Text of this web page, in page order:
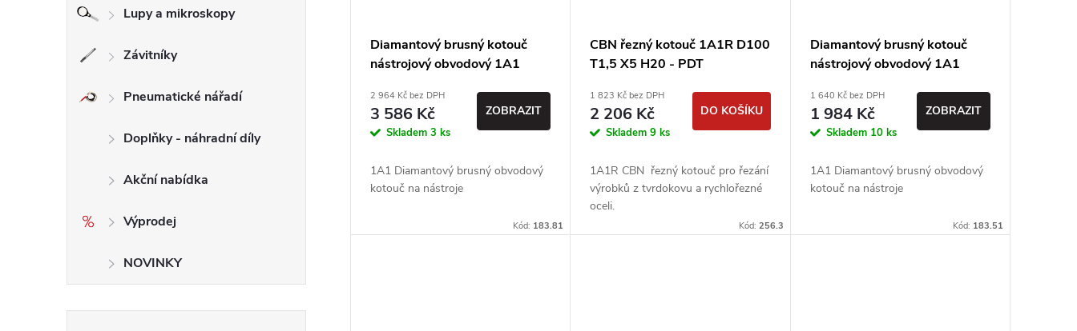
Lupy a mikroskopy
Závitníky
Pneumatické nářadí
Doplňky - náhradní díly
Akční nabídka
Výprodej
NOVINKY
Diamantový brusný kotouč
nástrojový obvodový 1A1
2 964 Kč bez DPH
3 586 Kč
Skladem 3 ks
ZOBRAZIT
1A1 Diamantový brusný obvodový
kotouč na nástroje
Kód: 183.81
CBN řezný kotouč 1A1R D100
T1,5 X5 H20 - PDT
1 823 Kč bez DPH
2 206 Kč
Skladem9 ks
DO KOŠÍKU
1A1R CBN řezný kotouč pro řezání
výrobků z tvrdokovu a rychlořezné
oceli.
Kód: 256.3
Diamantový brusný kotouč
nástrojový obvodový 1A1
1 640 Kč bez DPH
1 984 Kč
Skladem 10 ks
ZOBRAZIT
1A1 Diamantový brusný obvodový
kotouč na nástroje
Kód: 183.51